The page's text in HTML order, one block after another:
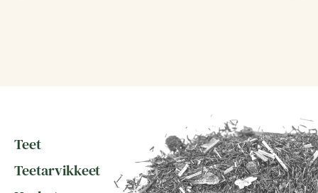
Teet
Teetarvikkeet